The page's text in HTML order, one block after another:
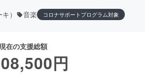
） 音楽 コロナサポートプログラム対象
在の支援総額
円